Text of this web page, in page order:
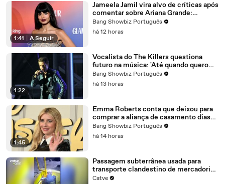
1:41 A Seguir
Jameela Jamil vira alvo de críticas após
comentar sobre Ariana Grande:
'Morrendo diante dos nossos olhos'
Bang Showbiz Português
há 12 horas
1:22
Vocalista do The Killers questiona
futuro na música: 'Até quando quero
fazer isso?'
Bang Showbiz Português
há 13 horas
1:45
Emma Roberts conta que deixou para
comprar a aliança de casamento dias
antes da cerimônia
Bang Showbiz Português
há 14 horas
Passagem subterrânea usada para
transporte clandestino de mercadorias
é encontrada em Foz
Catve